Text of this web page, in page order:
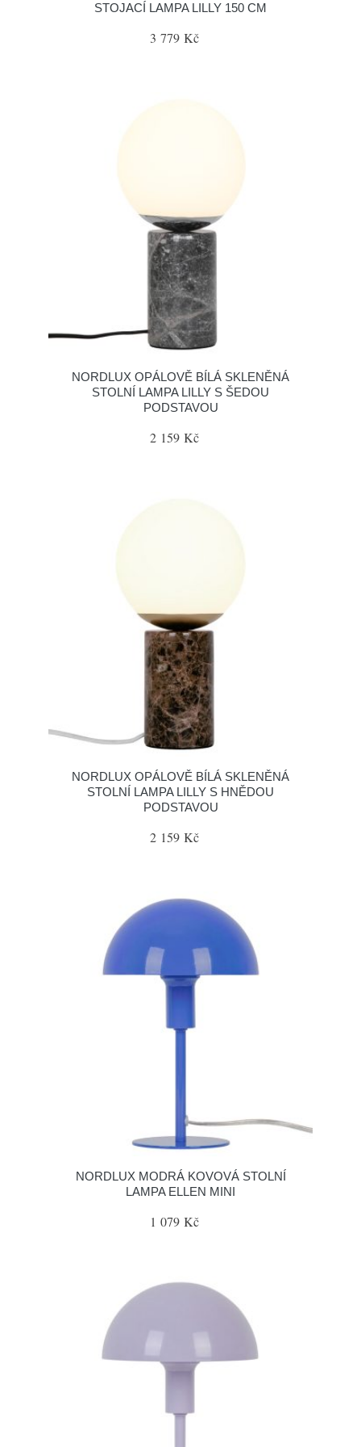
STOJACÍ LAMPA LILLY 150 CM
3 779 Kč
NORDLUX OPÁLOVĚ BÍLÁ SKLENĚNÁ
STOLNÍ LAMPA LILLY S ŠEDOU
PODSTAVOU
2 159 Kč
NORDLUX OPÁLOVĚ BÍLÁ SKLENĚNÁ
STOLNÍ LAMPA LILLY S HNĚDOU
PODSTAVOU
2 159 Kč
NORDLUX MODRÁ KOVOVÁ STOLNÍ
LAMPA ELLEN MINI
1 079 Kč